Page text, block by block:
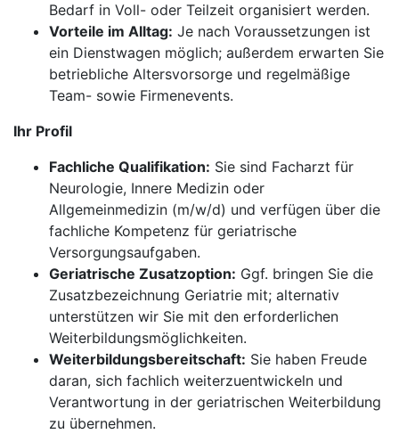
Bedarf in Voll- oder Teilzeit organisiert werden.
Vorteile im Alltag: Je nach Voraussetzungen ist
ein Dienstwagen möglich; außerdem erwarten Sie
betriebliche Altersvorsorge und regelmäßige
Team- sowie Firmenevents.
Ihr Profil
Fachliche Qualifikation: Sie sind Facharzt für
Neurologie, Innere Medizin oder
Allgemeinmedizin (m/w/d) und verfügen über die
fachliche Kompetenz für geriatrische
Versorgungsaufgaben.
Geriatrische Zusatzoption: Ggf. bringen Sie die
Zusatzbezeichnung Geriatrie mit; alternativ
unterstützen wir Sie mit den erforderlichen
Weiterbildungsmöglichkeiten.
Weiterbildungsbereitschaft: Sie haben Freude
daran, sich fachlich weiterzuentwickeln und
Verantwortung in der geriatrischen Weiterbildung
zu übernehmen.